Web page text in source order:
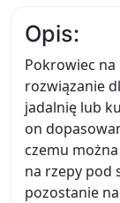
Opis:
Pokrowiec
rozwiązanie
jadalnię lub
on
czemu
na rzepy pod
pozostanie